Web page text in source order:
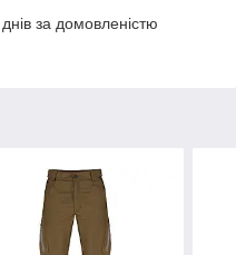
за домовленістю